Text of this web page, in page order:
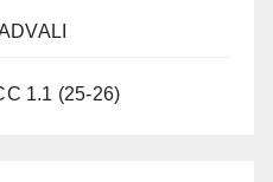
1.1 (25-26)